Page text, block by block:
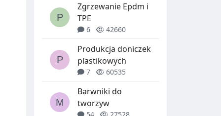
Zgrzewanie Epdm i
TPE
6 42660
Produkcja doniczek
plastikowych
7 60535
Barwniki do
tworzyw